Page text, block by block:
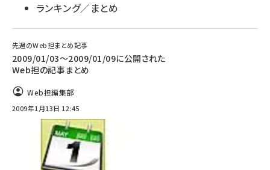
ランキング／まとめ
先週のWeb担まとめ記事
2009/01/03～2009/01/09に公開された
Web担の記事まとめ
Web担編集部
2009年1月13日 12:45